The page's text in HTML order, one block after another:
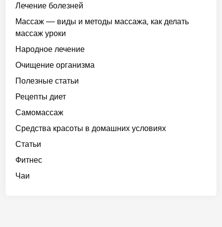
Лечение болезней
Массаж — виды и методы массажа, как делать
массаж уроки
Народное лечение
Очищение организма
Полезные статьи
Рецепты диет
Самомассаж
Средства красоты в домашних условиях
Статьи
Фитнес
Чаи